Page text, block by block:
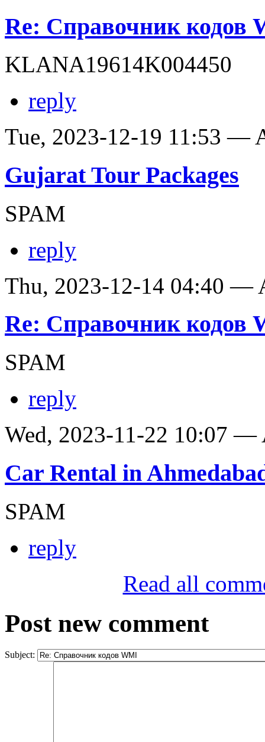
Re: Справочник кодов
KLANA19614K004450
reply
Tue, 2023-12-19 11:53 —
Gujarat Tour Packages
SPAM
reply
Thu, 2023-12-14 04:40 —
Re: Справочник кодов
SPAM
reply
Wed, 2023-11-22 10:07 —
Car Rental in
SPAM
reply
Read all
Post new comment
Subject: